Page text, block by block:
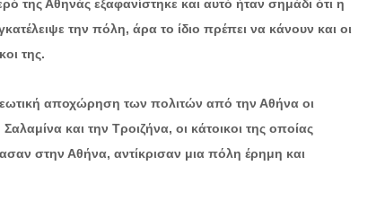
της Αθηνάς εξαφανίστηκε και αυτό ήταν σημάδι ότι η
την πόλη, άρα το ίδιο πρέπει να κάνουν και οι
της.
αποχώρηση των πολιτών από την Αθήνα οι
και την Τροιζήνα, οι κάτοικοι της οποίας
στην Αθήνα, αντίκρισαν μια πόλη έρημη και